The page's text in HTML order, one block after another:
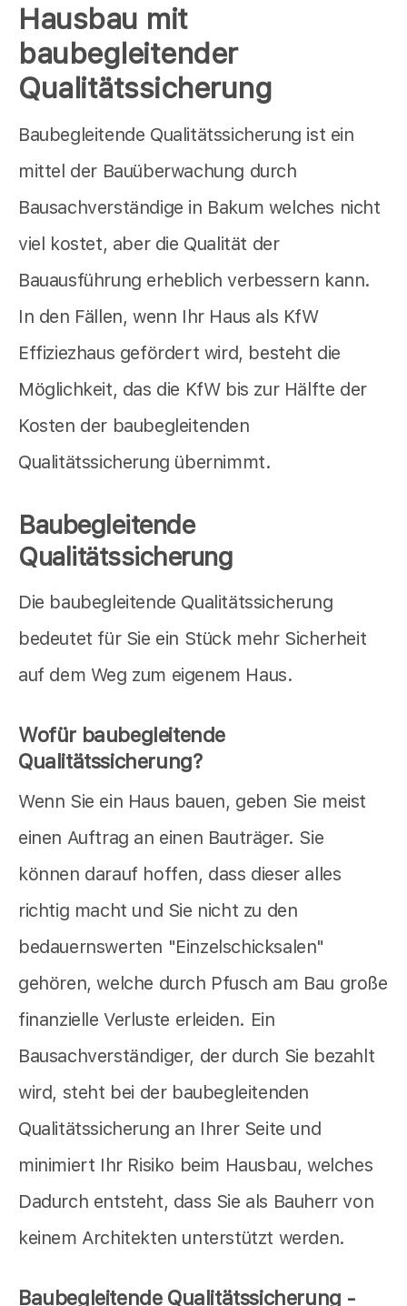
Hausbau mit
baubegleitender
Qualitätssicherung
Baubegleitende Qualitätssicherung ist ein
mittel der Bauüberwachung durch
Bausachverständige in Bakum welches nicht
viel kostet, aber die Qualität der
Bauausführung erheblich verbessern kann.
In den Fällen, wenn Ihr Haus als KfW
Effiziezhaus gefördert wird, besteht die
Möglichkeit, das die KfW bis zur Hälfte der
Kosten der baubegleitenden
Qualitätssicherung übernimmt.
Baubegleitende
Qualitätssicherung
Die baubegleitende Qualitätssicherung
bedeutet für Sie ein Stück mehr Sicherheit
auf dem Weg zum eigenem Haus.
Wofür baubegleitende
Qualitätssicherung?
Wenn Sie ein Haus bauen, geben Sie meist
einen Auftrag an einen Bauträger. Sie
können darauf hoffen, dass dieser alles
richtig macht und Sie nicht zu den
bedauernswerten "Einzelschicksalen"
gehören, welche durch Pfusch am Bau große
finanzielle Verluste erleiden. Ein
Bausachverständiger, der durch Sie bezahlt
wird, steht bei der baubegleitenden
Qualitätssicherung an Ihrer Seite und
minimiert Ihr Risiko beim Hausbau, welches
Dadurch entsteht, dass Sie als Bauherr von
keinem Architekten unterstützt werden.
Baubegleitende Qualitätssicherung -